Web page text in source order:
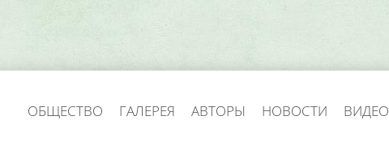
ОБЩЕСТВО ГАЛЕРЕЯ АВТОРЫ НОВОСТИ ВИДЕО